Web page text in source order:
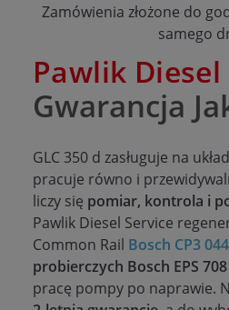
Zamówienia złożone do
samego
Pawlik Diesel
Gwarancja
GLC 350 d zasługuje na
pracuje równo i
liczy się pomiar, kontrola i
Pawlik Diesel Service
Common Rail Bosch CP3
probierczych Bosch EPS 708
pracę pompy po naprawie.